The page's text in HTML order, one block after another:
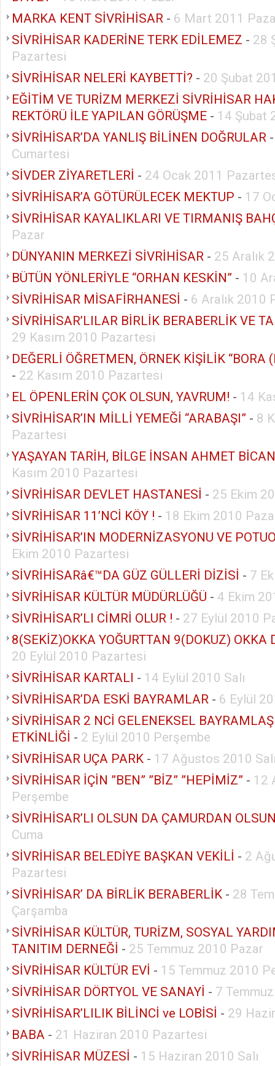
MARKA KENT SİVRİHİSAR - 6 Mart 2011
SİVRİHİSAR KADERİNE TERK EDİLEMEZ - 28
Pazartesi
SİVRİHİSAR NELERİ KAYBETTİ? - 20 Şubat
EĞİTİM VE TURİZM MERKEZİ SİVRİHİSAR
REKTÖRÜ İLE YAPILAN GÖRÜŞME - 14 Şubat
SİVRİHİSAR’DA YANLIŞ BİLİNEN DOĞRULAR
Cumartesi
SİVDER ZİYARETLERİ - 24 Ocak 2011
SİVRİHİSAR’A GÖTÜRÜLECEK MEKTUP - 17
SİVRİHİSAR KAYALIKLARI VE TIRMANIŞ
Pazar
DÜNYANIN MERKEZİ SİVRİHİSAR - 25 Aralık
BÜTÜN YÖNLERİYLE “ORHAN KESKİN” - 10
SİVRİHİSAR MİSAFİRHANESİ - 6 Aralık 2010
SİVRİHİSAR’LILAR BİRLİK BERABERLİK VE
29 Kasım 2010 Pazartesi
DEĞERLİ ÖĞRETMEN, ÖRNEK KİŞİLİK “BORA
- 22 Kasım 2010 Pazartesi
EL ÖPENLERİN ÇOK OLSUN, YAVRUM! - 14
SİVRİHİSAR’IN MİLLİ YEMEĞİ “ARABAŞI” - 8
Pazartesi
YAŞAYAN TARİH, BİLGE İNSAN AHMET
Kasım 2010 Pazartesi
SİVRİHİSAR DEVLET HASTANESİ - 25 Ekim
SİVRİHİSAR 11’NCİ KÖY ! - 18 Ekim 2010
SİVRİHİSAR’IN MODERNİZASYONU VE
Ekim 2010 Pazartesi
SİVRİHİSARâ€™DA GÜZ GÜLLERİ DİZİSİ - 7
SİVRİHİSAR KÜLTÜR MÜDÜRLÜĞÜ - 4 Ekim
SİVRİHİSAR’LI CİMRİ OLUR ! - 27 Eylül 2010
8(SEKİZ)OKKA YOĞURTTAN 9(DOKUZ) OKKA
20 Eylül 2010 Pazartesi
SİVRİHİSAR KARTALI - 14 Eylül 2010 Salı
SİVRİHİSAR’DA ESKİ BAYRAMLAR - 6 Eylül
SİVRİHİSAR 2 NCİ GELENEKSEL
ETKİNLİĞİ - 2 Eylül 2010 Perşembe
SİVRİHİSAR UÇA PARK - 17 Ağustos 2010
SİVRİHİSAR İÇİN ”BEN” ”BİZ” ”HEPİMİZ” - 12
Perşembe
SİVRİHİSAR’LI OLSUN DA ÇAMURDAN
Cuma
SİVRİHİSAR BELEDİYE BAŞKAN VEKİLİ - 2
Pazartesi
SİVRİHİSAR’ DA BİRLİK BERABERLİK - 28
Çarşamba
SİVRİHİSAR KÜLTÜR, TURİZM, SOSYAL
TANITIM DERNEĞİ - 25 Temmuz 2010 Pazar
SİVRİHİSAR KÜLTÜR EVİ - 15 Temmuz 2010
SİVRİHİSAR DÖRTYOL VE SANAYİ - 7
SİVRİHİSAR’LILIK BİLİNCİ ve LOBİSİ - 29
BABA - 21 Haziran 2010 Pazartesi
SİVRİHİSAR MÜZESİ - 15 Haziran 2010 Salı